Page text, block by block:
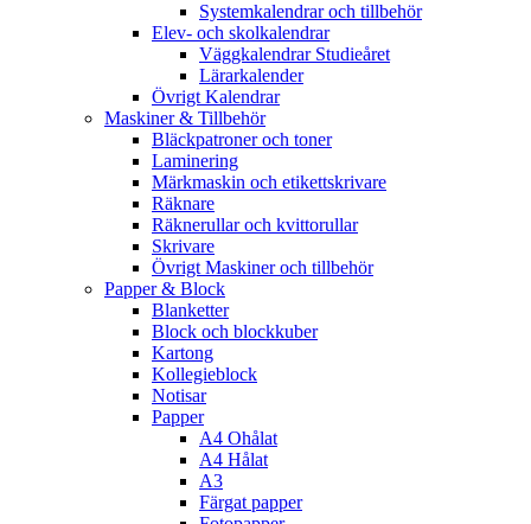
Systemkalendrar och tillbehör
Elev- och skolkalendrar
Väggkalendrar Studieåret
Lärarkalender
Övrigt Kalendrar
Maskiner & Tillbehör
Bläckpatroner och toner
Laminering
Märkmaskin och etikettskrivare
Räknare
Räknerullar och kvittorullar
Skrivare
Övrigt Maskiner och tillbehör
Papper & Block
Blanketter
Block och blockkuber
Kartong
Kollegieblock
Notisar
Papper
A4 Ohålat
A4 Hålat
A3
Färgat papper